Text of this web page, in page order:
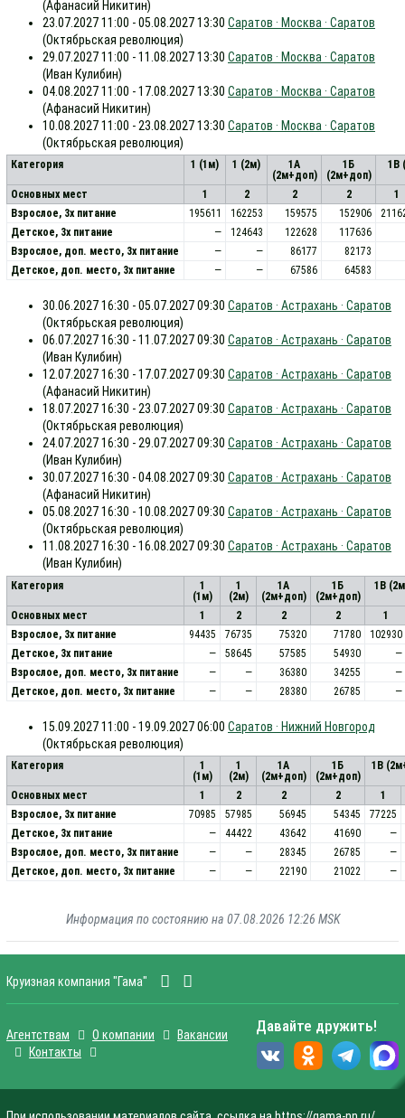
(Афанасий Никитин)
23.07.2027 11:00 - 05.08.2027 13:30 Саратов · Москва · Саратов
(Октябрьская революция)
29.07.2027 11:00 - 11.08.2027 13:30 Саратов · Москва · Саратов
(Иван Кулибин)
04.08.2027 11:00 - 17.08.2027 13:30 Саратов · Москва · Саратов
(Афанасий Никитин)
10.08.2027 11:00 - 23.08.2027 13:30 Саратов · Москва · Саратов
(Октябрьская революция)
Категория 1 (1м) 1 (2м)
1А
(2м+доп)
1Б
(2м+доп)
1В
Основных мест 1 2 2 2
1
Взрослое, 3х питание
195611 162253 159575 152906
Детское, 3х питание
— 124643 122628
117636
Взрослое, доп. место, 3x питание
— — 86177
82173
Детское, доп. место, 3x питание
— — 67586 64583
30.06.2027 16:30 - 05.07.2027 09:30 Саратов · Астрахань · Саратов
(Октябрьская революция)
06.07.2027 16:30 - 11.07.2027 09:30 Саратов · Астрахань · Саратов
(Иван Кулибин)
12.07.2027 16:30 - 17.07.2027 09:30 Саратов · Астрахань · Саратов
(Афанасий Никитин)
18.07.2027 16:30 - 23.07.2027 09:30 Саратов · Астрахань · Саратов
(Октябрьская революция)
24.07.2027 16:30 - 29.07.2027 09:30 Саратов · Астрахань · Саратов
(Иван Кулибин)
30.07.2027 16:30 - 04.08.2027 09:30 Саратов · Астрахань · Саратов
(Афанасий Никитин)
05.08.2027 16:30 - 10.08.2027 09:30 Саратов · Астрахань · Саратов
(Октябрьская революция)
11.08.2027 16:30 - 16.08.2027 09:30 Саратов · Астрахань · Саратов
(Иван Кулибин)
Категория
1
(1м)
1
(2м)
1А
(2м+доп)
1Б
(2м+доп)
1В
Основных мест 1 2 2 2
1
Взрослое, 3х питание
94435 76735 75320 71780
102930
Детское, 3х питание
— 58645 57585 54930
—
Взрослое, доп. место, 3x питание
— — 36380 34255
—
Детское, доп. место, 3x питание
— — 28380 26785 —
15.09.2027 11:00 - 19.09.2027 06:00 Саратов · Нижний Новгород
(Октябрьская революция)
Категория
1
(1м)
1
(2м)
1А
(2м+доп)
1Б
(2м+доп)
1В
Основных мест 1 2 2 2
1
Взрослое, 3х питание
70985 57985 56945 54345
77225
Детское, 3х питание
— 44422 43642 41690
—
Взрослое, доп. место, 3x питание
— — 28345 26785
—
Детское, доп. место, 3x питание
— — 22190 21022 —
Информация по состоянию на 07.08.2026 12:26 MSK
Круизная компания "Гама"
Агентствам О компании
Вакансии
Контакты
Давайте дружить!